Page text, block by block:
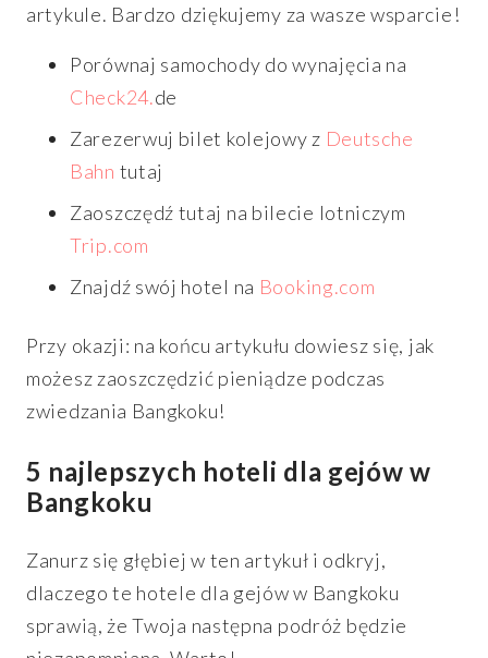
artykule. Bardzo dziękujemy za wasze wsparcie!
Porównaj samochody do wynajęcia na
Check24.de
Zarezerwuj bilet kolejowy z Deutsche
Bahn tutaj
Zaoszczędź tutaj na bilecie lotniczym
Trip.com
Znajdź swój hotel na Booking.com
Przy okazji: na końcu artykułu dowiesz się, jak
możesz zaoszczędzić pieniądze podczas
zwiedzania Bangkoku!
5 najlepszych hoteli dla gejów w
Bangkoku
Zanurz się głębiej w ten artykuł i odkryj,
dlaczego te hotele dla gejów w Bangkoku
sprawią, że Twoja następna podróż będzie